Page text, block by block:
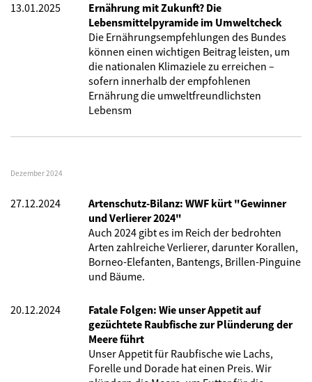
13.01.2025
Ernährung mit Zukunft? Die
Lebensmittelpyramide im Umweltcheck
Die Ernährungsempfehlungen des Bundes
können einen wichtigen Beitrag leisten, um
die nationalen Klimaziele zu erreichen –
sofern innerhalb der empfohlenen
Ernährung die umweltfreundlichsten
Lebensm
Dezember 2024
27.12.2024
Artenschutz-Bilanz: WWF kürt "Gewinner
und Verlierer 2024"
Auch 2024 gibt es im Reich der bedrohten
Arten zahlreiche Verlierer, darunter Korallen,
Borneo-Elefanten, Bantengs, Brillen-Pinguine
und Bäume.
20.12.2024
Fatale Folgen: Wie unser Appetit auf
gezüchtete Raubfische zur Plünderung der
Meere führt
Unser Appetit für Raubfische wie Lachs,
Forelle und Dorade hat einen Preis. Wir